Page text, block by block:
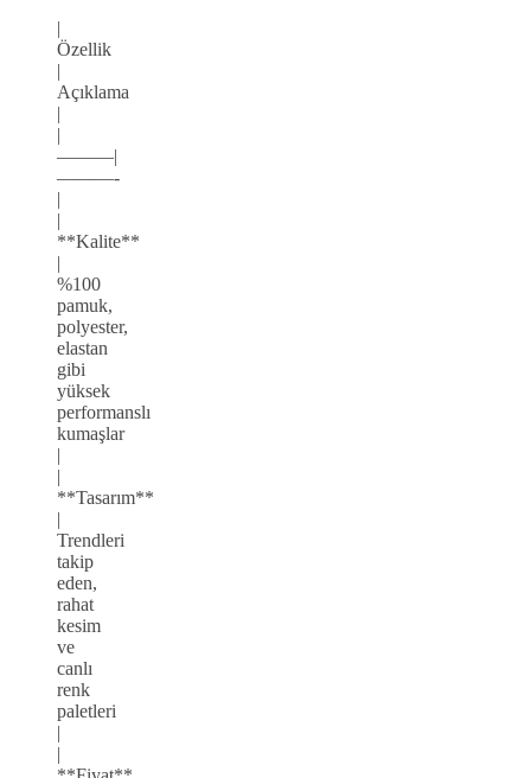
|
Özellik
|
Açıklama
|
|
———|
———-
|
|
**Kalite**
|
%100
pamuk,
polyester,
elastan
gibi
yüksek
performanslı
kumaşlar
|
|
**Tasarım**
|
Trendleri
takip
eden,
rahat
kesim
ve
canlı
renk
paletleri
|
|